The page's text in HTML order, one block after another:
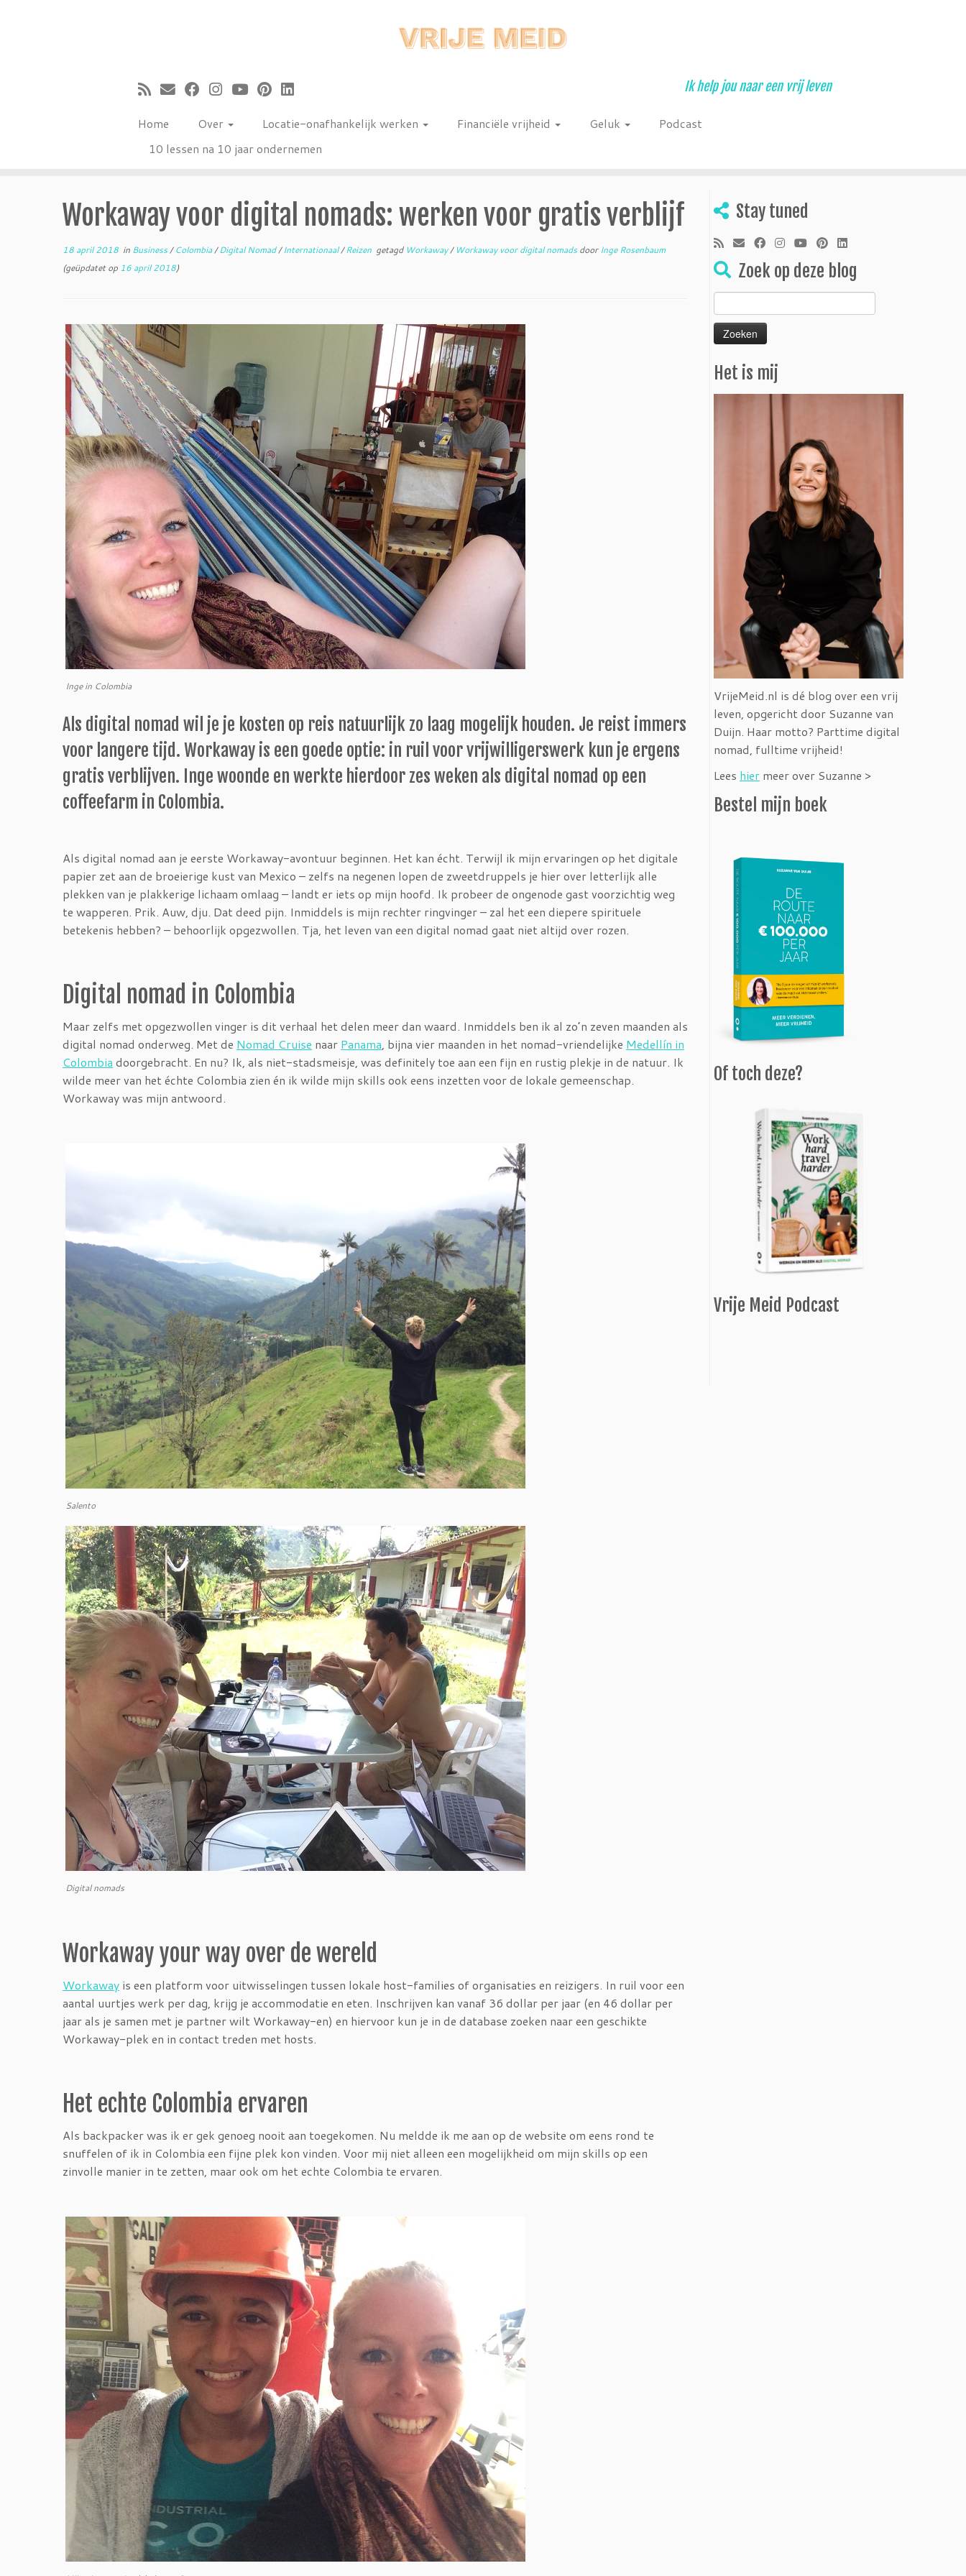
Ik help jou naar een vrij leven
Home Over Locatie-onafhankelijk werken Financiële vrijheid Geluk
Podcast
10 lessen na 10 jaar ondernemen
Workaway voor digital nomads: werken voor gratis verblijf
18 april 2018 in Business/Colombia/Digital Nomad/Internationaal/Reizen getagd Workaway/ Workaway voor digital nomadsdoor Inge Rosenbaum
(geüpdatet op 16 april 2018)
Inge in Colombia
Als digital nomad wil je je kosten op reis natuurlijk zo laag mogelijk houden. Je reist immers
voor langere tijd. Workaway is een goede optie: in ruil voor vrijwilligerswerk kun je ergens
gratis verblijven. Inge woonde en werkte hierdoor zes weken als digital nomad op een
coffeefarm in Colombia.
Als digital nomad aan je eerste Workaway-avontuur beginnen. Het kan écht. Terwijl ik mijn ervaringen op het digitale
papier zet aan de broeierige kust van Mexico – zelfs na negenen lopen de zweetdruppels je hier over letterlijk alle
plekken van je plakkerige lichaam omlaag – landt er iets op mijn hoofd. Ik probeer de ongenode gast voorzichtig weg
te wapperen. Prik. Auw, dju. Dat deed pijn. Inmiddels is mijn rechter ringvinger – zal het een diepere spirituele
betekenis hebben? – behoorlijk opgezwollen. Tja, het leven van een digital nomad gaat niet altijd over rozen.
Digital nomad in Colombia
Maar zelfs met opgezwollen vinger is dit verhaal het delen meer dan waard. Inmiddels ben ik al zo’n zeven maanden als
digital nomad onderweg. Met de Nomad Cruise naar Panama, bijna vier maanden in het nomad-vriendelijke Medellín in
Colombia doorgebracht. En nu? Ik, als niet-stadsmeisje, was definitely toe aan een fijn en rustig plekje in de natuur. Ik
wilde meer van het échte Colombia zien én ik wilde mijn skills ook eens inzetten voor de lokale gemeenschap.
Workaway was mijn antwoord.
Salento
Digital nomads
Workaway your way over de wereld
Workaway is een platform voor uitwisselingen tussen lokale host-families of organisaties en reizigers. In ruil voor een
aantal uurtjes werk per dag, krijg je accommodatie en eten. Inschrijven kan vanaf 36 dollar per jaar (en 46 dollar per
jaar als je samen met je partner wilt Workaway-en) en hiervoor kun je in de database zoeken naar een geschikte
Workaway-plek en in contact treden met hosts.
Het echte Colombia ervaren
Als backpacker was ik er gek genoeg nooit aan toegekomen. Nu meldde ik me aan op de website om eens rond te
snuffelen of ik in Colombia een fijne plek kon vinden. Voor mij niet alleen een mogelijkheid om mijn skills op een
zinvolle manier in te zetten, maar ook om het echte Colombia te ervaren.
Stay tuned
Zoek op deze blog
Zoeken
naar:
Het is mij
VrijeMeid.nl is dé blog over een vrij
leven, opgericht door Suzanne van
Duijn. Haar motto? Parttime digital
nomad, fulltime vrijheid!
Lees hier meer over Suzanne >
Bestel mijn boek
Of toch deze?
Vrije Meid Podcast